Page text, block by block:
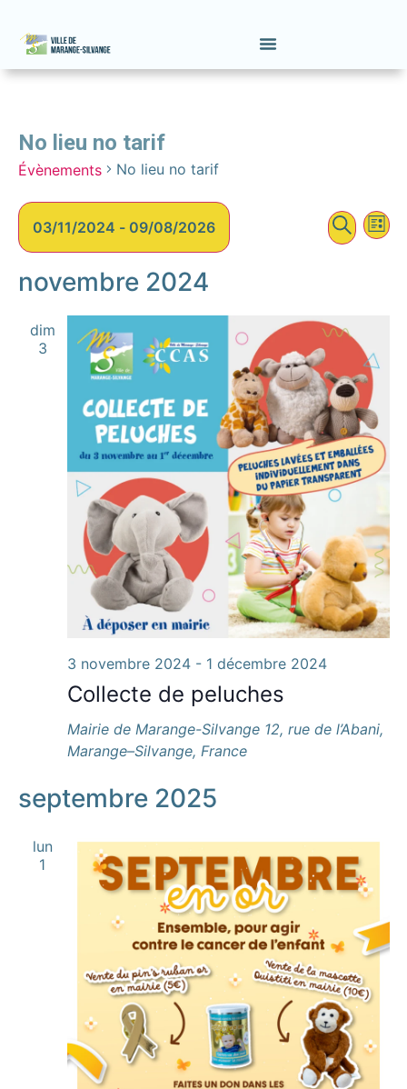
No lieu no tarif
Évènements No lieu no tarif
et
vues
Liste
03/11/2024 - 09/08/2026
une
date.
novembre 2024
dim
3
Collecte de peluches
3 novembre 2024- 1 décembre 2024
Mairie de Marange-Silvange 12, rue de l’Abani,
Marange–Silvange, France
septembre 2025
lun
1